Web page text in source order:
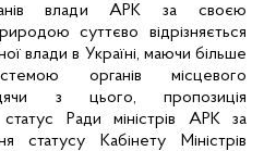
влади АРК за своєю
суттєво відрізняється
влади в Україні, маючи більше
органів місцевого
з цього, пропозиція
Ради міністрів АРК за
статусу Кабінету Міністрів